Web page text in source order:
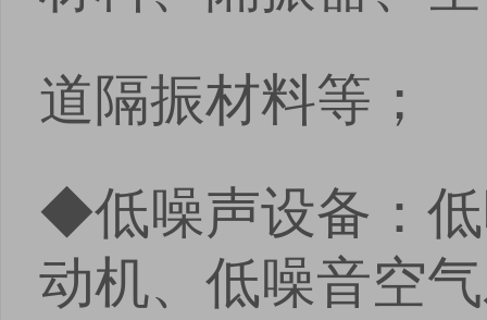
道隔振材料等；
◆低噪声设备：
动机、低噪音空